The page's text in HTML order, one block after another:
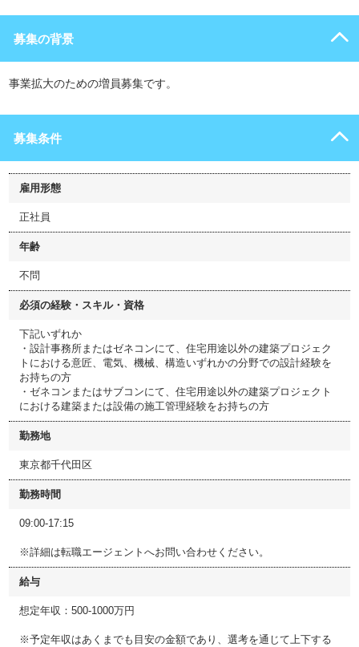
募集の背景
事業拡大のための増員募集です。
募集条件
雇用形態
正社員
年齢
不問
必須の経験・スキル・資格
下記いずれか
・設計事務所またはゼネコンにて、住宅用途以外の建築プロジェク
トにおける意匠、電気、機械、構造いずれかの分野での設計経験を
お持ちの方
・ゼネコンまたはサブコンにて、住宅用途以外の建築プロジェクト
における建築または設備の施工管理経験をお持ちの方
勤務地
東京都千代田区
勤務時間
09:00-17:15
※詳細は転職エージェントへお問い合わせください。
給与
想定年収：500-1000万円
※予定年収はあくまでも目安の金額であり、選考を通じて上下する